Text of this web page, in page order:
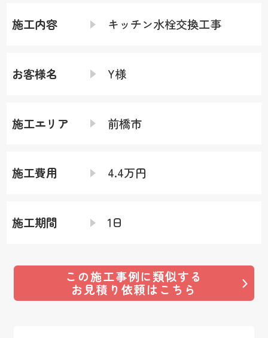
施工内容 キッチン水栓交換工事
お客様名 Y様
施工エリア 前橋市
施工費用 4.4万円
施工期間 1日
この施工事例に類似する
お見積り依頼はこちら